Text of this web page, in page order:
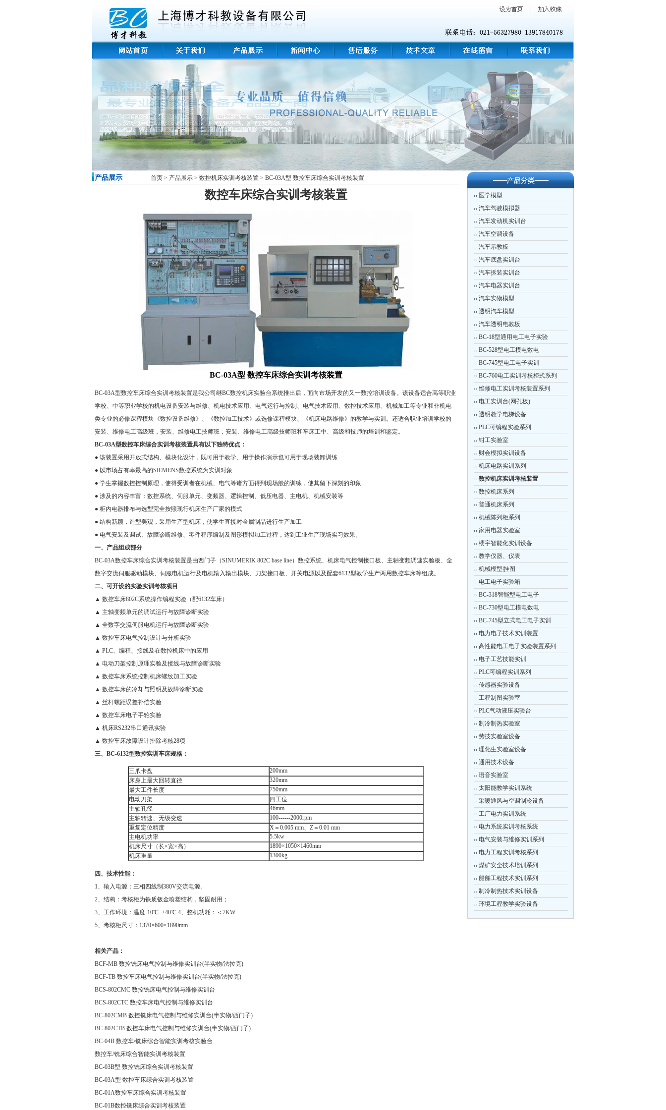
-产品展示 首页 > 产品展示 > 数控机床实训考核装置 > BC-03A型 数控车床综合实训考核装置
数控车床综合实训考核装置
BC-03A型 数控车床综合实训考核装置
BC-03A型数控车床综合实训考核装置是我公司继BC数控机床实验台系统推出后，面向市场开发的又一数控培训设备。该设备适合高等职业
学校、中等职业学校的机电设备安装与维修、机电技术应用、电气运行与控制、电气技术应用、数控技术应用、机械加工等专业和非机电
类专业的必修课程模块《数控设备维修》、《数控加工技术》或选修课程模块、《机床电路维修》的教学与实训。还适合职业培训学校的
安装、维修电工高级班，安装、维修电工技师班，安装、维修电工高级技师班和车床工中、高级和技师的培训和鉴定。
BC-03A型数控车床综合实训考核装置具有以下独特优点：
● 该装置采用开放式结构、模块化设计，既可用于教学、用于操作演示也可用于现场装卸训练
● 以市场占有率最高的SIEMENS数控系统为实训对象
● 学生掌握数控控制原理，使得受训者在机械、电气等诸方面得到现场般的训练，使其留下深刻的印象
● 涉及的内容丰富：数控系统、伺服单元、变频器、逻辑控制、低压电器、主电机、机械安装等
● 柜内电器排布与选型完全按照现行机床生产厂家的模式
● 结构新颖，造型美观，采用生产型机床，使学生直接对金属制品进行生产加工
● 电气安装及调试、故障诊断维修、零件程序编制及图形模拟加工过程，达到工业生产现场实习效果。
一、产品组成部分
BC-03A数控车床综合实训考核装置是由西门子（SINUMERIK 802C base line）数控系统、机床电气控制接口板、主轴变频调速实验板、全
数字交流伺服驱动模块、伺服电机运行及电机输入输出模块、刀架接口板、开关电源以及配套6132型教学生产两用数控车床等组成。
二、可开设的实验实训考核项目
▲ 数控车床802C系统操作编程实验（配6132车床）
▲ 主轴变频单元的调试运行与故障诊断实验
▲ 全数字交流伺服电机运行与故障诊断实验
▲ 数控车床电气控制设计与分析实验
▲ PLC、编程、接线及在数控机床中的应用
▲ 电动刀架控制原理实验及接线与故障诊断实验
▲ 数控车床系统控制机床螺纹加工实验
▲ 数控车床的冷却与照明及故障诊断实验
▲ 丝杆螺距误差补偿实验
▲ 数控车床电子手轮实验
▲ 机床RS232串口通讯实验
▲ 数控车床故障设计排除考核28项
三、BC-6132型数控实训车床规格：
三爪卡盘
200mm
床身上最大回转直径
320mm
最大工件长度
750mm
电动刀架
四工位
主轴孔径
46mm
主轴转速、无级变速
100------2000rpm
重复定位精度
X＝0.005 mm、Z＝0.01 mm
主电机功率
5.5kw
机床尺寸（长×宽×高）
1890×1050×1460mm
机床重量
1300kg
四、技术性能：
1、输入电源：三相四线制380V交流电源。
2、结构：考核柜为铁质钣金喷塑结构，坚固耐用；
3、工作环境：温度-10℃–+40℃ 4、整机功耗：＜7KW
5、考核柜尺寸：1370×600×1890mm
相关产品：
BCF-MB 数控铣床电气控制与维修实训台(半实物/法拉克)
BCF-TB 数控车床电气控制与维修实训台(半实物/法拉克)
BCS-802CMC 数控铣床电气控制与维修实训台
BCS-802CTC 数控车床电气控制与维修实训台
BC-802CMB 数控铣床电气控制与维修实训台(半实物/西门子)
BC-802CTB 数控车床电气控制与维修实训台(半实物/西门子)
BC-04B 数控车/铣床综合智能实训考核实验台
数控车/铣床综合智能实训考核装置
BC-03B型 数控铣床综合实训考核装置
BC-03A型 数控车床综合实训考核装置
BC-01A数控车床综合实训考核装置
BC-01B数控铣床综合实训考核装置
医学模型
汽车驾驶模拟器
汽车发动机实训台
汽车空调设备
汽车示教板
汽车底盘实训台
汽车拆装实训台
汽车电器实训台
汽车实物模型
透明汽车模型
汽车透明电教板
BC-18型通用电工电子实验
BC-528型电工模电数电
BC-745型电工电子实训
BC-760电工实训考核柜式系列
维修电工实训考核装置系列
电工实训台(网孔板)
透明教学电梯设备
PLC可编程实验系列
钳工实验室
财会模拟实训设备
机床电路实训系列
数控机床实训考核装置
数控机床系列
普通机床系列
机械陈列柜系列
家用电器实验室
楼宇智能化实训设备
教学仪器、仪表
机械模型|挂图
电工电子实验箱
BC-318智能型电工电子
BC-730型电工模电数电
BC-745型立式电工电子实训
电力电子技术实训装置
高性能电工电子实验装置系列
电子工艺技能实训
PLC可编程实训系列
传感器实验设备
工程制图实验室
PLC气动液压实验台
制冷制热实验室
劳技实验室设备
理化生实验室设备
通用技术设备
语音实验室
太阳能教学实训系统
采暖通风与空调制冷设备
工厂电力实训系统
电力系统实训考核系统
电气安装与维修实训系列
电力工程实训考核系列
煤矿安全技术培训系列
船舶工程技术实训系列
制冷制热技术实训设备
环境工程教学实验设备